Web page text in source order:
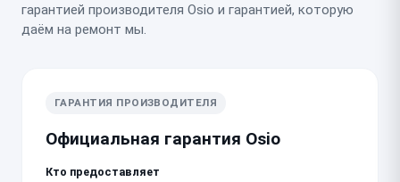
гарантией производителя Osio и гарантией, которую
даём на ремонт мы.
ГАРАНТИЯ ПРОИЗВОДИТЕЛЯ
Официальная гарантия Osio
Кто предоставляет